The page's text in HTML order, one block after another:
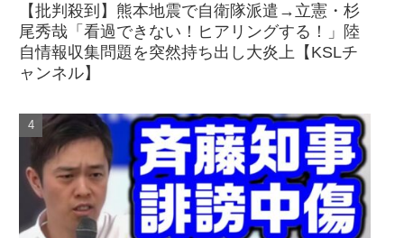
【批判殺到】熊本地震で自衛隊派遣→立憲・杉
尾秀哉「看過できない！ヒアリングする！」陸
自情報収集問題を突然持ち出し大炎上【KSLチ
ャンネル】